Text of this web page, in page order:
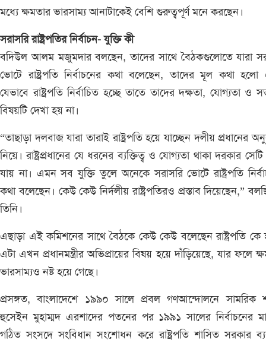
মধ্যে ক্ষমতার ভারসাম্য আনাটাকেই বেশি গুরুত্বপূর্ণ মনে করছেন।
সরাসরি রাষ্ট্রপতির নির্বাচন- যুক্তি কী
বদিউল আলম মজুমদার বলছেন, তাদের সাথে বৈঠকগুলোতে যারা
ভোটে রাষ্ট্রপতি নির্বাচনের কথা বলেছেন, তাদের মূল কথা
যেভাবে রাষ্ট্রপতি নির্বাচিত হচ্ছে তাতে তাদের দক্ষতা, যোগ্যতা ও
বিষয়টি দেখা হয় না।
“তাছাড়া দলবাজ যারা তারাই রাষ্ট্রপতি হয়ে যাচ্ছেন দলীয় প্রধানের
নিয়ে। রাষ্ট্রপ্রধানের যে ধরনের ব্যক্তিত্ব ও যোগ্যতা থাকা দরকার
যায় না। এমন সব যুক্তি তুলে অনেকে সরাসরি ভোটে রাষ্ট্রপতি
কথা বলেছেন। কেউ কেউ নির্দলীয় রাষ্ট্রপতিরও প্রস্তাব দিয়েছেন,”
তিনি।
এছাড়া এই কমিশনের সাথে বৈঠকে কেউ কেউ বলেছেন রাষ্ট্রপতি কে
এটা এখন প্রধানমন্ত্রীর অভিপ্রায়ের বিষয় হয়ে দাঁড়িয়েছে, যার ফলে
ভারসাম্যও নষ্ট হয়ে গেছে।
প্রসঙ্গত, বাংলাদেশে ১৯৯০ সালে প্রবল গণআন্দোলনে সামরিক
হুসেইন মুহাম্মদ এরশাদের পতনের পর ১৯৯১ সালের নির্বাচনের
গঠিত সংসদে সংবিধান সংশোধন করে রাষ্ট্রপতি শাসিত সরকার